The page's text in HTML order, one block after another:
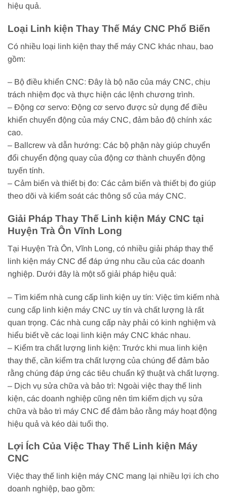
hiệu quả.
Loại Linh kiện Thay Thế Máy CNC Phổ Biến
Có nhiều loại linh kiện thay thế máy CNC khác nhau, bao
gồm:
– Bộ điều khiển CNC: Đây là bộ não của máy CNC, chịu
trách nhiệm đọc và thực hiện các lệnh chương trình.
– Động cơ servo: Động cơ servo được sử dụng để điều
khiển chuyển động của máy CNC, đảm bảo độ chính xác
cao.
– Ballcrew và dẫn hướng: Các bộ phận này giúp chuyển
đổi chuyển động quay của động cơ thành chuyển động
tuyến tính.
– Cảm biến và thiết bị đo: Các cảm biến và thiết bị đo giúp
theo dõi và kiểm soát các thông số của máy CNC.
Giải Pháp Thay Thế Linh kiện Máy CNC tại
Huyện Trà Ôn Vĩnh Long
Tại Huyện Trà Ôn, Vĩnh Long, có nhiều giải pháp thay thế
linh kiện máy CNC để đáp ứng nhu cầu của các doanh
nghiệp. Dưới đây là một số giải pháp hiệu quả:
– Tìm kiếm nhà cung cấp linh kiện uy tín: Việc tìm kiếm nhà
cung cấp linh kiện máy CNC uy tín và chất lượng là rất
quan trọng. Các nhà cung cấp này phải có kinh nghiệm và
hiểu biết về các loại linh kiện máy CNC khác nhau.
– Kiểm tra chất lượng linh kiện: Trước khi mua linh kiện
thay thế, cần kiểm tra chất lượng của chúng để đảm bảo
rằng chúng đáp ứng các tiêu chuẩn kỹ thuật và chất lượng.
– Dịch vụ sửa chữa và bảo trì: Ngoài việc thay thế linh
kiện, các doanh nghiệp cũng nên tìm kiếm dịch vụ sửa
chữa và bảo trì máy CNC để đảm bảo rằng máy hoạt động
hiệu quả và kéo dài tuổi thọ.
Lợi Ích Của Việc Thay Thế Linh kiện Máy
CNC
Việc thay thế linh kiện máy CNC mang lại nhiều lợi ích cho
doanh nghiệp, bao gồm: